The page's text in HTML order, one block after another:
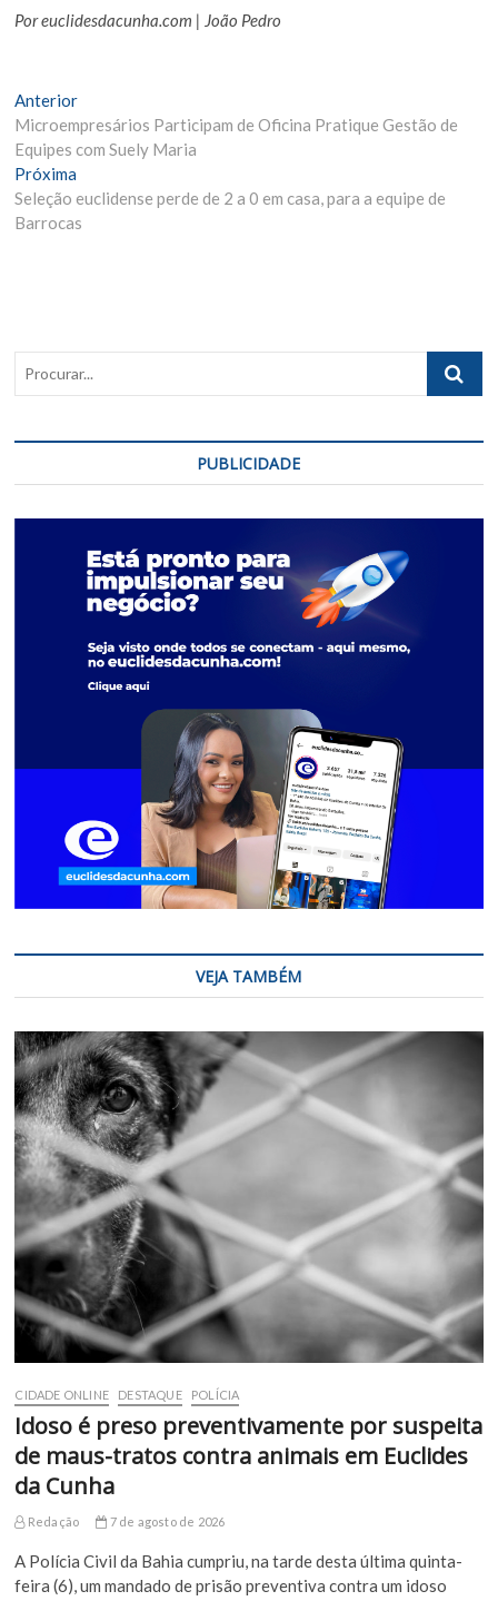
Por euclidesdacunha.com | João Pedro
Navegação
de
Post
AnteriorMatéria
Anterior:
Microempresários Participam de Oficina Pratique Gestão de
Equipes com Suely Maria
Próxima
Materia:
Seleção euclidense perde de 2 a 0 em casa, para a equipe de
Barrocas
PUBLICIDADE
VEJA TAMBÉM
CIDADE ONLINE DESTAQUE POLÍCIA
Idoso é preso preventivamente por suspeita
de maus-tratos contra animais em Euclides
da Cunha
Redação 7 de agosto de 2026
A Polícia Civil da Bahia cumpriu, na tarde desta última quinta-
feira (6), um mandado de prisão preventiva contra um idoso